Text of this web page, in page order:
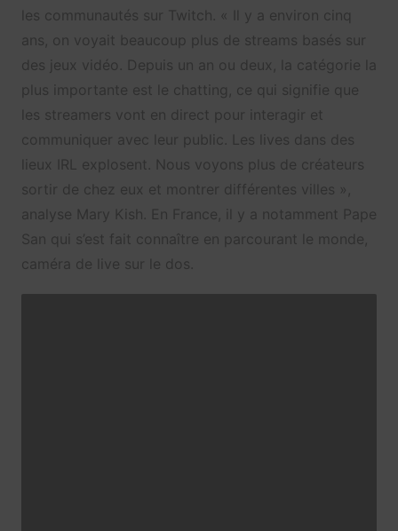
les communautés sur Twitch. « Il y a environ cinq
ans, on voyait beaucoup plus de streams basés sur
des jeux vidéo. Depuis un an ou deux, la catégorie la
plus importante est le chatting, ce qui signifie que
les streamers vont en direct pour interagir et
communiquer avec leur public. Les lives dans des
lieux IRL explosent. Nous voyons plus de créateurs
sortir de chez eux et montrer différentes villes »,
analyse Mary Kish. En France, il y a notamment Pape
San qui s’est fait connaître en parcourant le monde,
caméra de live sur le dos.